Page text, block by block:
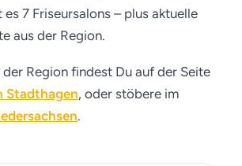
7 Friseursalons – plus aktuelle
aus der Region.
der Region findest Du auf der Seite
Stadthagen, oder stöbere im
.